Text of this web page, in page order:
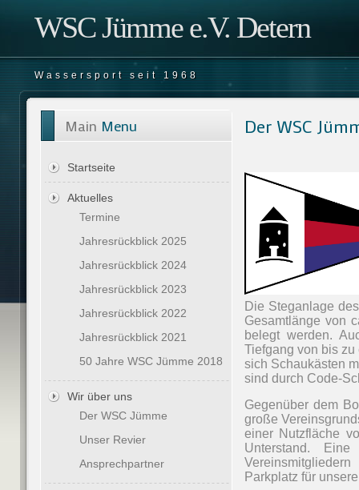
WSC Jümme e.V. Detern
Wassersport seit 1968
Main Menu
Startseite
Aktuelles
Termine
Jahresrückblick 2025
Jahresrückblick 2024
Jahresrückblick 2023
Jahresrückblick 2022
Jahresrückblick 2021
50 Jahre WSC Jümme 2018
Wir über uns
Der WSC Jümme
Unser Revier
Ansprechpartner
Der WSC
Die Steganlage
Gesamtlänge von
belegt werden.
Tiefgang von bis
sich Schaukästen
sind durch Code-
Gegenüber dem
große
einer Nutzfläche
Unterstand.
Parkplatz für